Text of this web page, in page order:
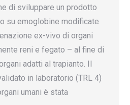
di sviluppare un prodotto
su emoglobine modificate
ex-vivo di organi
reni e fegato – al fine di
adatti al trapianto. Il
in laboratorio (TRL 4)
umani è stata